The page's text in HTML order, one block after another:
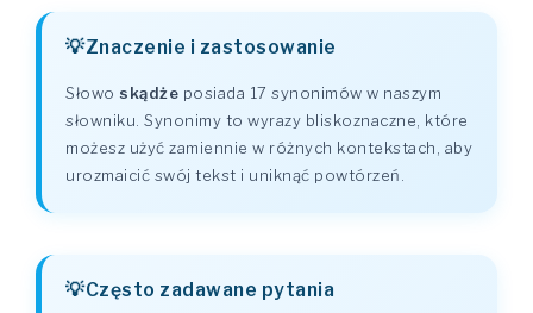
Znaczenie i zastosowanie
Słowo skądże posiada 17 synonimów w naszym
słowniku. Synonimy to wyrazy bliskoznaczne, które
możesz użyć zamiennie w różnych kontekstach, aby
urozmaicić swój tekst i uniknąć powtórzeń.
Często zadawane pytania